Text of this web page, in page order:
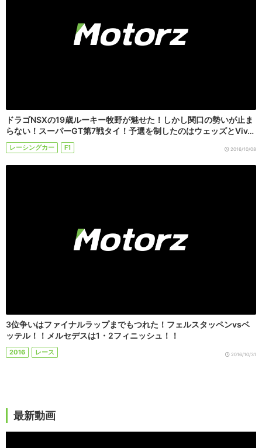
ドラゴNSXの19歳ルーキー牧野が魅せた！しかし関口の勢いが止ま
らない！スーパーGT第7戦タイ！予選を制したのはウェッズとViv…
レーシングカー F1 2016/10/08
3位争いはファイナルラップまでもつれた！フェルスタッペンvsベ
ッテル！！メルセデスは1・2フィニッシュ！！
2016 レース 2016/10/31
最新動画